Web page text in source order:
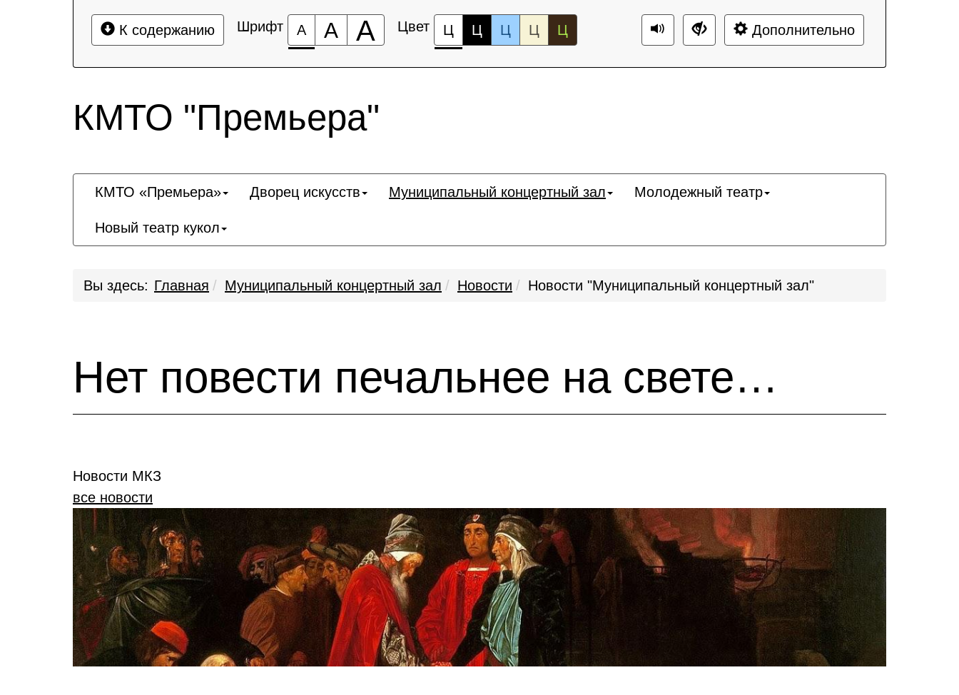
К содержанию Шрифт А А А Цвет Ц Ц Ц Ц Ц Дополнительно
КМТО "Премьера"
КМТО «Премьера» Дворец искусств Муниципальный концертный зал Молодежный театр
Новый театр кукол
Вы здесь: Главная Муниципальный концертный зал Новости Новости "Муниципальный концертный зал"
Нет повести печальнее на свете…
Новости МКЗ
все новости